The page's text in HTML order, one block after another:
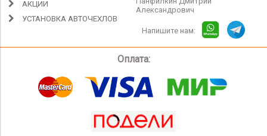
АКЦИИ
УСТАНОВКА АВТОЧЕХЛОВ
Александрович
Напишите нам:
Оплата: